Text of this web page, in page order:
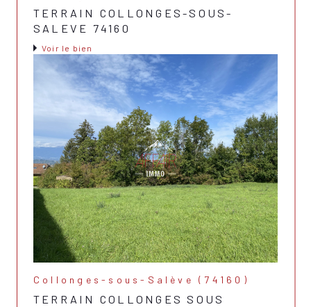
TERRAIN COLLONGES-SOUS-
SALEVE 74160
Voir le bien
Collonges-sous-Salève (74160)
TERRAIN COLLONGES SOUS